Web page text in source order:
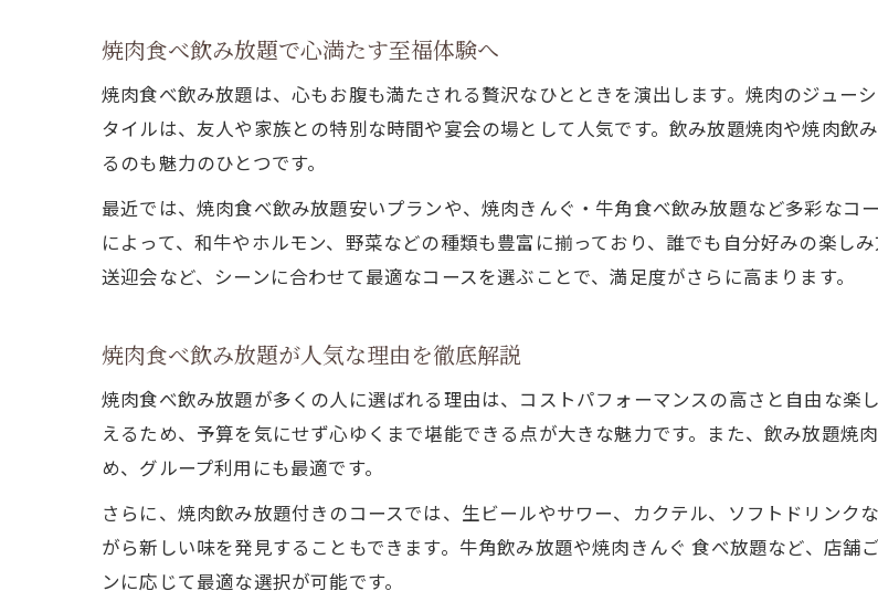
焼肉食べ飲み放題で得する注文テ
焼肉食べ飲み放題で後悔しないポ
焼肉食べ飲み放題でコスパを重視
焼肉食べ飲み放題をお得に楽しむ
焼肉食べ飲み放題のコスパ比較と選
焼肉と好相性の飲み放題ドリンク選び
焼肉食べ飲み放題で選ぶべきドリ
焼肉食べ飲み放題で人気のドリン
焼肉食べ飲み放題の相性抜群な飲
焼肉食べ飲み放題で心満たす至福体験へ
焼肉食べ飲み放題は、心もお腹も満たされる贅沢なひとときを演出します。焼肉のジュー
タイルは、友人や家族との特別な時間や宴会の場として人気です。飲み放題焼肉や焼肉飲
るのも魅力のひとつです。
最近では、焼肉食べ飲み放題安いプランや、焼肉きんぐ・牛角食べ飲み放題など多彩なコ
によって、和牛やホルモン、野菜などの種類も豊富に揃っており、誰でも自分好みの楽し
送迎会など、シーンに合わせて最適なコースを選ぶことで、満足度がさらに高まります。
焼肉食べ飲み放題が人気な理由を徹底解説
焼肉食べ飲み放題が多くの人に選ばれる理由は、コストパフォーマンスの高さと自由な楽
えるため、予算を気にせず心ゆくまで堪能できる点が大きな魅力です。また、飲み放題焼
め、グループ利用にも最適です。
さらに、焼肉飲み放題付きのコースでは、生ビールやサワー、カクテル、ソフトドリンク
がら新しい味を発見することもできます。牛角飲み放題や焼肉きんぐ 食べ放題など、店
ンに応じて最適な選択が可能です。